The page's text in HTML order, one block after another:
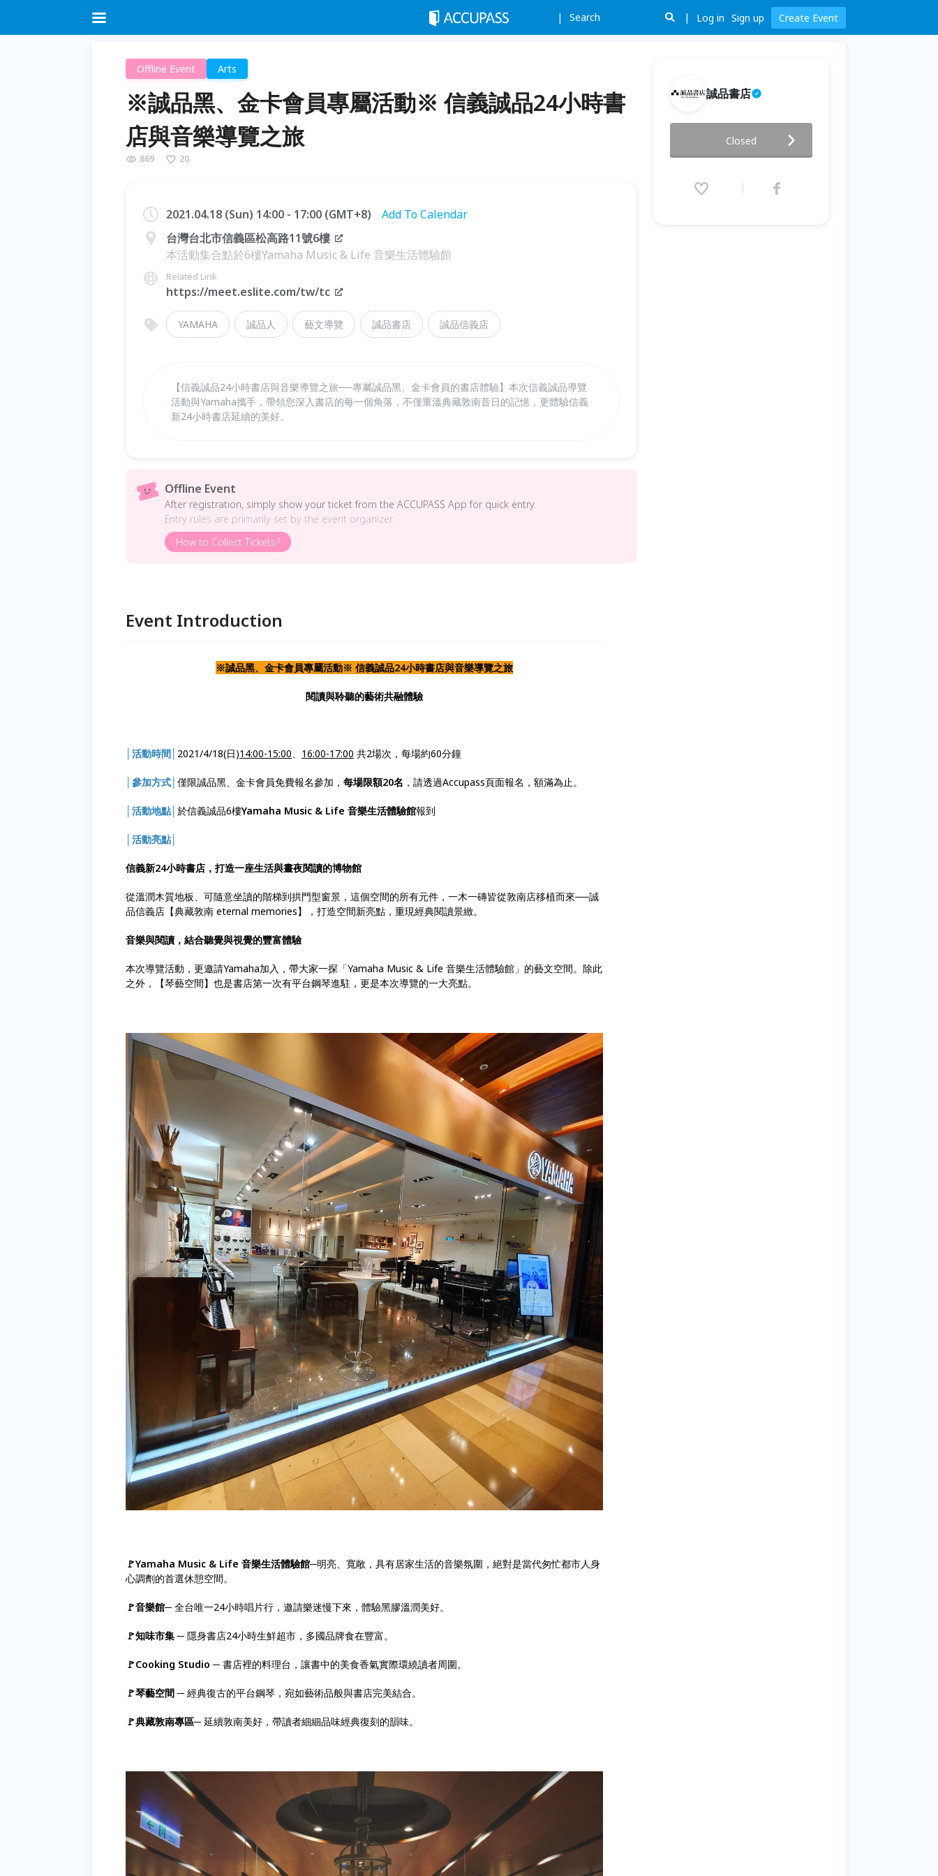
Search Log in Sign up Create Event
Offline Event Arts
※誠品黑、金卡會員專屬活動※ 信義誠品24小時書
店與音樂導覽之旅
869 20
2021.04.18 (Sun) 14:00 - 17:00 (GMT+8)
Add To Calendar
台灣台北市信義區松高路11號6樓
本活動集合點於6樓Yamaha Music & Life 音樂生活體驗館
Related Link
https://meet.eslite.com/tw/tc
YAMAHA 誠品人 藝文導覽 誠品書店 誠品信義店
【信義誠品24小時書店與音樂導覽之旅──專屬誠品黑、金卡會員的書店體驗】本次信義誠品導覽
活動與Yamaha攜手，帶領您深入書店的每一個角落，不僅重溫典藏敦南昔日的記憶，更體驗信義
新24小時書店延續的美好。
Offline Event
After registration, simply show your ticket from the ACCUPASS App for quick entry.
Entry rules are primarily set by the event organizer.
How to Collect Tickets?
Event Introduction
※誠品黑、金卡會員專屬活動※ 信義誠品24小時書店與音樂導覽之旅
閱讀與聆聽的藝術共融體驗
│活動時間│ 2021/4/18(日)14:00-15:00、 16:00-17:00 共2場次，每場約60分鐘
│參加方式│ 僅限誠品黑、金卡會員免費報名參加， 每場限額20名 ，請透過Accupass頁面報名，額滿為止。
│活動地點│ 於信義誠品6樓Yamaha Music & Life 音樂生活體驗館報到
│活動亮點│
信義新24小時書店，打造一座生活與晝夜閱讀的博物館
從溫潤木質地板、可隨意坐讀的階梯到拱門型窗景，這個空間的所有元件，一木一磚皆從敦南店移植而來──誠
品信義店【典藏敦南 eternal memories】，打造空間新亮點，重現經典閱讀景緻。
音樂與閱讀，結合聽覺與視覺的豐富體驗
本次導覽活動，更邀請Yamaha加入，帶大家一探「Yamaha Music & Life 音樂生活體驗館」的藝文空間。除此
之外，【琴藝空間】也是書店第一次有平台鋼琴進駐，更是本次導覽的一大亮點。
🚩Yamaha Music & Life 音樂生活體驗館─明亮、寬敞，具有居家生活的音樂氛圍，絕對是當代匆忙都市人身
心調劑的首選休憩空間。
🚩音樂館─ 全台唯一24小時唱片行，邀請樂迷慢下來，體驗黑膠溫潤美好。
🚩知味市集 ─ 隱身書店24小時生鮮超市，多國品牌食在豐富。
🚩Cooking Studio ─ 書店裡的料理台，讓書中的美食香氣實際環繞讀者周圍。
🚩琴藝空間 ─ 經典復古的平台鋼琴，宛如藝術品般與書店完美結合。
🚩典藏敦南專區─ 延續敦南美好，帶讀者細細品味經典復刻的韻味。
誠品書店
信義誠品24小時書店與音樂導覽
之旅
(GMT+8)
Closed